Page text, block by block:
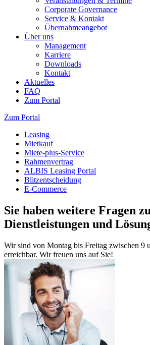
Corporate Governance
Service & Kontakt
Übernahmeangebot
Über uns
Management
Karriere
Downloads
Kontakt
Aktuelles
FAQ
Zum Portal
Zum Portal
Leasing
Mietkauf
Miete-plus-Service
Rahmenvertrag
ALBIS Leasing Portal
Blitzentscheidung
E-Commerce
Sie haben weitere Fragen
Dienstleistungen und
Wir sind von Montag bis Freitag zwischen 9
erreichbar. Wir freuen uns auf Sie!